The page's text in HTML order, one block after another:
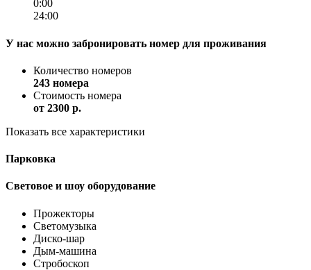
0:00
24:00
У нас можно забронировать номер для проживания
Количество номеров
243 номера
Стоимость номера
от 2300 p.
Показать все характеристики
Парковка
Световое и шоу оборудование
Прожекторы
Светомузыка
Диско-шар
Дым-машина
Стробоскоп